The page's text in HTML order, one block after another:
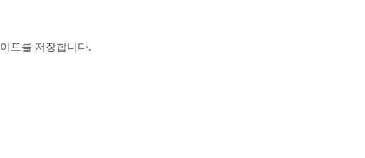
트를 저장합니다.